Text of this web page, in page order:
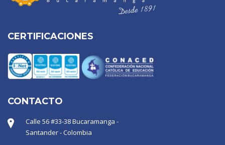
CERTIFICACIONES
CONTACTO
Calle 56 #33-38 Bucaramanga -
Santander - Colombia